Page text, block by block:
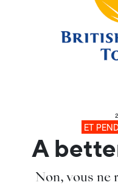
ET
A
Non, vous ne